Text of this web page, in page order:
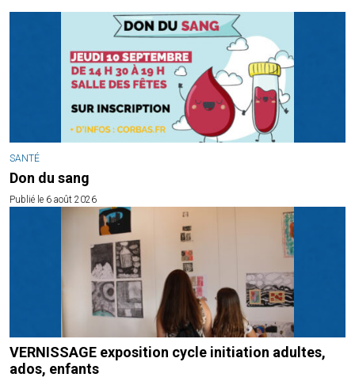
SANTÉ
Don du sang
Publié le 6 août 2026
VERNISSAGE exposition cycle initiation adultes,
ados, enfants